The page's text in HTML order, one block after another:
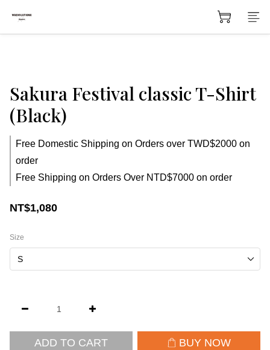
Sakura Festival classic T-Shirt
(Black)
Free Domestic Shipping on Orders over TWD$2000 on
order
Free Shipping on Orders Over NTD$7000 on order
NT$1,080
Size
ADD TO CART BUY NOW